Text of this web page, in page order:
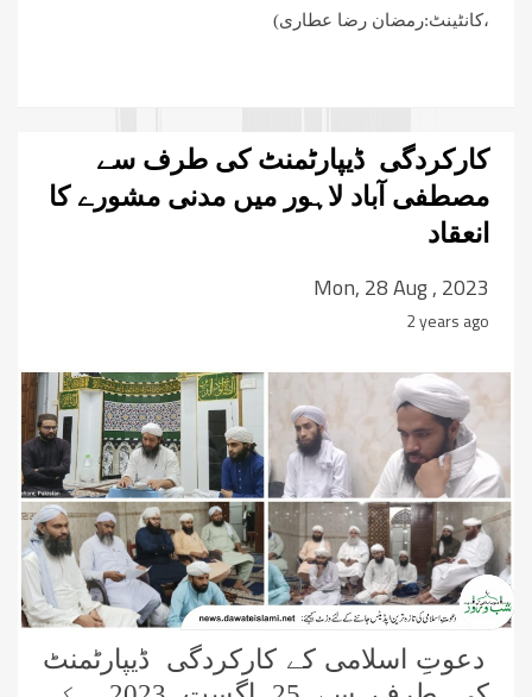
،کانٹینٹ:رمضان رضا عطاری)
کارکردگی ڈیپارٹمنٹ کی طرف سے
مصطفی آباد لاہور میں مدنی مشورے کا
انعقاد
Mon, 28 Aug , 2023
2 years ago
دعوتِ اسلامی کے کارکردگی ڈیپارٹمنٹ